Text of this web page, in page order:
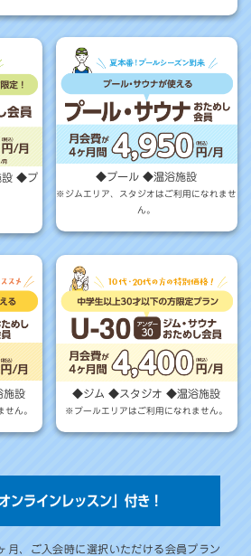
設 ◆プ
◆プール ◆温浴施設
※ジムエリア、スタジオはご利用になれませ
ん。
設
ん。
◆ジム ◆スタジオ ◆温浴施設
※プールエリアはご利用になれません。
ンラインレッスン」付き！
、ご入会時に選択いただける会員プラン